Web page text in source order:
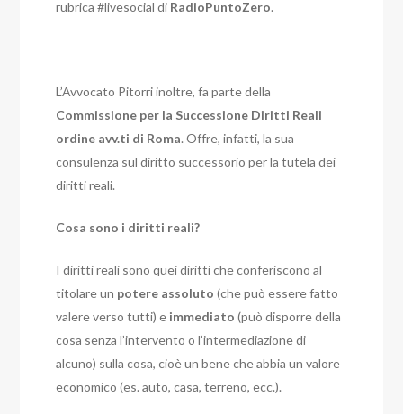
rubrica #livesocial di RadioPuntoZero.
L’Avvocato Pitorri inoltre, fa parte della
Commissione per la Successione Diritti Reali
ordine avv.ti di Roma. Offre, infatti, la sua
consulenza sul diritto successorio per la tutela dei
diritti reali.
Cosa sono i diritti reali?
I diritti reali sono quei diritti che conferiscono al
titolare un potere assoluto (che può essere fatto
valere verso tutti) e immediato (può disporre della
cosa senza l’intervento o l’intermediazione di
alcuno) sulla cosa, cioè un bene che abbia un valore
economico (es. auto, casa, terreno, ecc.).